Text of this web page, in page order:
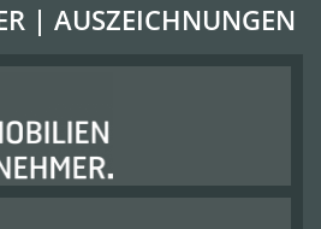
| AUSZEICHNUNGEN